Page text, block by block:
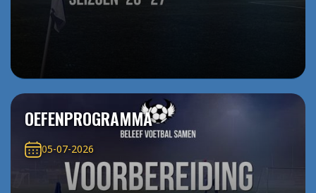
OEFENPROGRAMMA
05-07-2026